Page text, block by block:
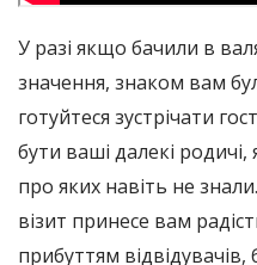
У разі якщо бачили в
значення, знаком вам
готуйтеся зустрічати
бути ваші далекі
про яких навіть не
візит принесе вам
прибуттям